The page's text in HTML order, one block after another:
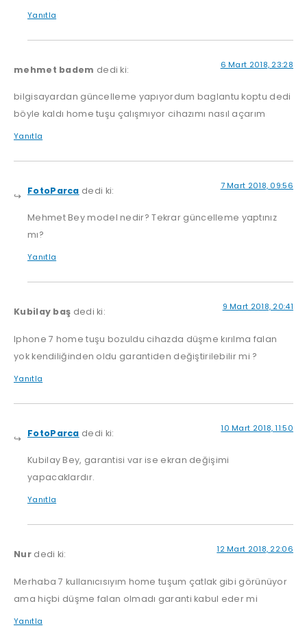
Yanıtla
mehmet badem dedi ki: 6 Mart 2018, 23:28
bilgisayardan güncelleme yapıyordum baglantu koptu dedi
böyle kaldı home tuşu çalışmıyor cihazımı nasıl açarım
Yanıtla
FotoParca dedi ki: 7 Mart 2018, 09:56
Mehmet Bey model nedir? Tekrar güncelleme yaptınız
mı?
Yanıtla
Kubilay baş dedi ki: 9 Mart 2018, 20:41
Iphone 7 home tuşu bozuldu cihazda düşme kırılma falan
yok kendiliğinden oldu garantiden değiştirilebilir mi ?
Yanıtla
FotoParca dedi ki: 10 Mart 2018, 11:50
Kubilay Bey, garantisi var ise ekran değişimi
yapacaklardır.
Yanıtla
Nur dedi ki: 12 Mart 2018, 22:06
Merhaba 7 kullanıcısıyım home tuşum çatlak gibi görünüyor
ama hiçbi düşme falan olmadı garanti kabul eder mi
Yanıtla